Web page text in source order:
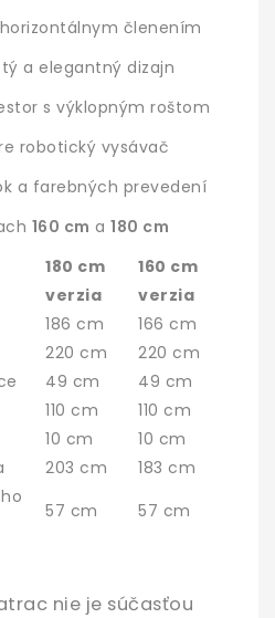
členením
a elegantný dizajn
s výklopným roštom
robotický vysávač
a farebných prevedení
160 cm a 180 cm
180 cm
verzia
160 cm
verzia
186 cm
166 cm
220 cm
220 cm
49 cm
49 cm
110 cm
110 cm
10 cm
10 cm
203 cm
183 cm
57 cm 57 cm
nie je súčasťou